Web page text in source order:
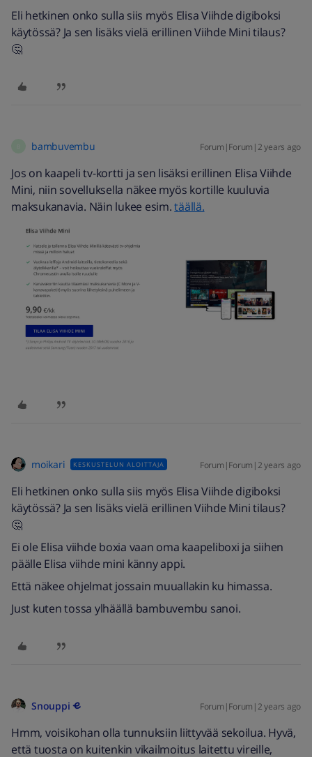
Eli hetkinen onko sulla siis myös Elisa Viihde digiboksi
käytössä? Ja sen lisäks vielä erillinen Viihde Mini tilaus?
🤔
bambuvembu Forum|Forum|2 years ago
Jos on kaapeli tv-kortti ja sen lisäksi erillinen Elisa Viihde
Mini, niin sovelluksella näkee myös kortille kuuluvia
maksukanavia. Näin lukee esim.täällä.
moikari KESKUSTELUN ALOITTAJA Forum|Forum|2 years ago
Eli hetkinen onko sulla siis myös Elisa Viihde digiboksi
käytössä? Ja sen lisäks vielä erillinen Viihde Mini tilaus?
🤔
Ei ole Elisa viihde boxia vaan oma kaapeliboxi ja siihen
päälle Elisa viihde mini känny appi.
Että näkee ohjelmat jossain muuallakin ku himassa.
Just kuten tossa ylhäällä bambuvembu sanoi.
Snouppi Forum|Forum|2 years ago
Hmm, voisikohan olla tunnuksiin liittyvää sekoilua. Hyvä,
että tuosta on kuitenkin vikailmoitus laitettu vireille,